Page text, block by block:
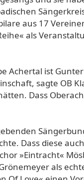
aus 17
als
Achertal ist
sagte OB
Dass
Dass diese
»Eintracht«
als